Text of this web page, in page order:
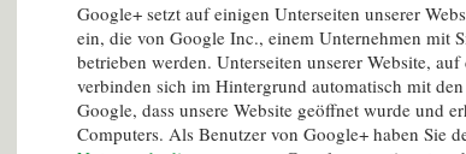
Google+ setzt auf einigen Unterseiten unserer
ein, die von Google Inc., einem Unternehmen mit
betrieben werden. Unterseiten unserer Website,
verbinden sich im Hintergrund automatisch mit
Google, dass unsere Website geöffnet wurde und
Computers. Als Benutzer von Google+ haben Sie